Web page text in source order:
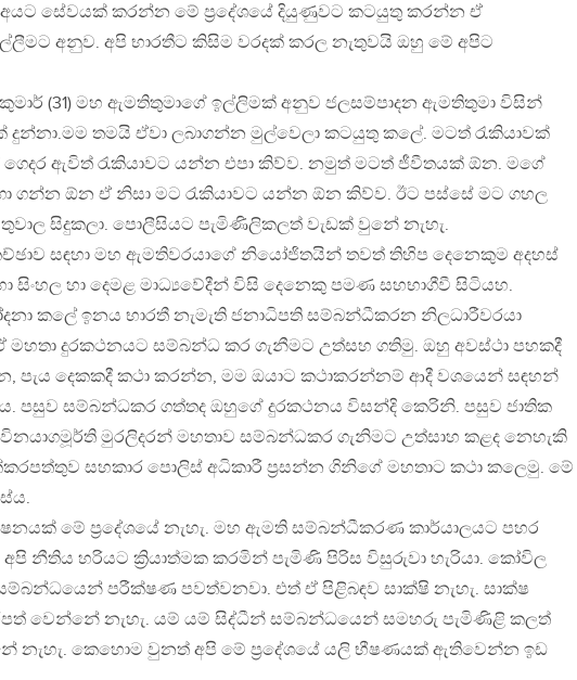
සේවයක් කරන්න මේ ප්‍රදේශයේ දියුණුවට කටයුතු කරන්න ඒ
අනුව. අපි භාරතීට කිසිම වරදක් කරල නැතුවයි ඔහු මේ අපිට
(31) මහ ඇමතිතුමාගේ ඉල්ලිමක් අනුව ජලසම්පාදන ඇමතිතුමා විසින්
දුන්නා.මම තමයි ඒවා ලබාගන්න මුල්වෙලා කටයුතු කලේ. මටත් රැකියාවක්
ගෙදර ඇවිත් රැකියාවට යන්න එපා කිව්ව. නමුත් මටත් ජීවීතයක් ඕන. මගේ
ගන්න ඕන ඒ නිසා මට රැකියාවට යන්න ඕන කිව්ව. ඊට පස්සේ මට ගහල
සිදුකලා. පොලීසියට පැමිණිලිකලත් වැඩක් වුනේ නැහැ.
සඳහා මහ ඇමතිවරයාගේ නියෝජිතයින් තවත් තිහිප දෙනෙකුම අදහස්
සිංහල හා දෙමළ මාධ්‍යවේදීන් විසි දෙනෙකු පමණ සහභාගීවී සිටියහ.
කලේ ඉනය භාරතී නැමැති ජනාධිපති සම්බන්ධීකරන නිලධාරීවරයා
මහතා දුරකථනයට සම්බන්ධ කර ගැනීමට උත්සහ ගතිමු. ඔහු අවස්ථා පහකදී
පැය දෙකකදී කථා කරන්න, මම ඔයාට කථාකරන්නම් ආදී වශයෙන් සඳහන්
පසුව සම්බන්ධකර ගත්තද ඔහුගේ දුරකථනය විසන්දි කෙරිනි. පසුව ජාතික
විනයාගමූර්ති මුරලිදරන් මහතාව සම්බන්ධකර ගැනිමට උත්සාහ කළද නෙහැකි
සහකාර පොලිස් අධිකාරී ප්‍රසන්න ගිනිගේ මහතාට කථා කලෙමු. මේ
මේ ප්‍රදේශයේ නැහැ. මහ ඇමති සම්බන්ධීකරණ කාර්යාලයට පහර
නීතිය හරියට ක්‍රියාත්මක කරමින් පැමිණි පිරිස විසුරුවා හැරියා. කෝවිල
පරීක්ෂණ පවත්වනවා. එත් ඒ පිළිබඳව සාක්ෂි නැහැ. සාක්ෂ
වෙන්නේ නැහැ. යම් යම් සිද්ධීන් සම්බන්ධයෙන් සමහරු පැමිණිළි කලත්
නැහැ. කෙහොම වුනත් අපි මේ ප්‍රදේශයේ යලි භීෂණයක් ඇතිවෙන්න ඉඩ